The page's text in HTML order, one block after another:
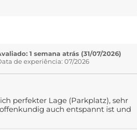
1 semana atrás (31/07/2026)
de experiência: 07/2026
perfekter Lage (Parkplatz), sehr
auch entspannt ist und